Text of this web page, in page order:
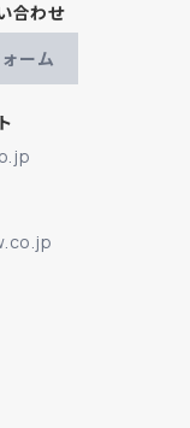
合わせ
ーム